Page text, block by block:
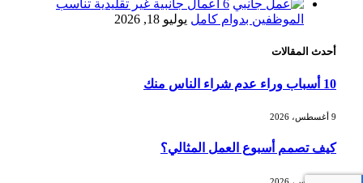
مزاولة الأنشطة المالية عابرة الحدود
تطوير للبيئة الاستثمارية
الذهب يسجل أعلى مستوى في أسبوعين
بدعم من تراجع الدولار
6 أعمال جانبية غير تقليدية تناسب
الموظفين بدوام كامل يوليو 18, 2026
أحدث المقالات
10 أسباب وراء عدم شراء الناس منك
9 أغسطس، 2026
كيف تصمم أسبوع العمل المثالي؟